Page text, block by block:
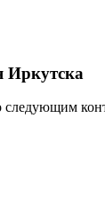
Иркутска
следующим